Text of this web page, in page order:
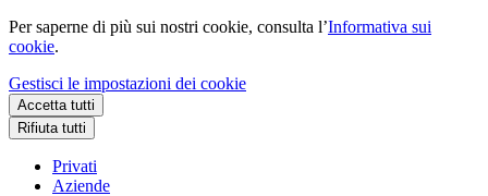
Per saperne di più sui nostri cookie, consulta l’Informativa sui
cookie.
Gestisci le impostazioni dei cookie
Accetta tutti
Rifiuta tutti
Privati
Aziende